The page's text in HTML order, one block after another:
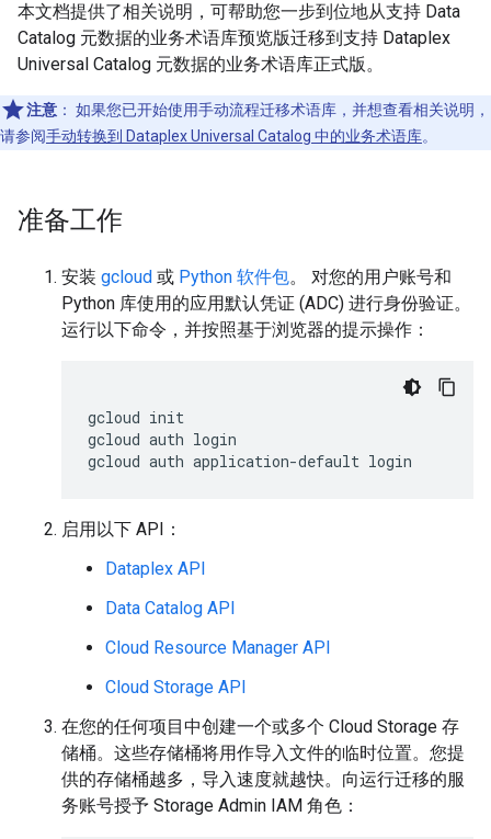
本文档提供了相关说明，可帮助您一步到位地从支持 Data
Catalog 元数据的业务术语库预览版迁移到支持 Dataplex
Universal Catalog 元数据的业务术语库正式版。
注意 ： 如果您已开始使用手动流程迁移术语库，并想查看相关说明，
请参阅手动转换到 Dataplex Universal Catalog 中的业务术语库。
准备工作
安装 gcloud 或 Python 软件包。 对您的用户账号和
Python 库使用的应用默认凭证 (ADC) 进行身份验证。
运行以下命令，并按照基于浏览器的提示操作：
gcloud init
gcloud auth login
gcloud auth application-default
启用以下 API：
Dataplex API
Data Catalog API
Cloud Resource Manager API
Cloud Storage API
在您的任何项目中创建一个或多个 Cloud Storage 存
储桶。这些存储桶将用作导入文件的临时位置。您提
供的存储桶越多，导入速度就越快。向运行迁移的服
务账号授予 Storage Admin IAM 角色：